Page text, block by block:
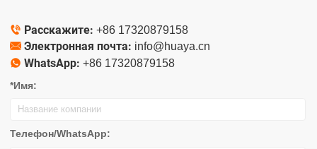
 Расскажите: +86 17320879158
 Электронная почта: info@huaya.cn
 WhatsApp: +86 17320879158
*Имя:
Телефон/WhatsApp: